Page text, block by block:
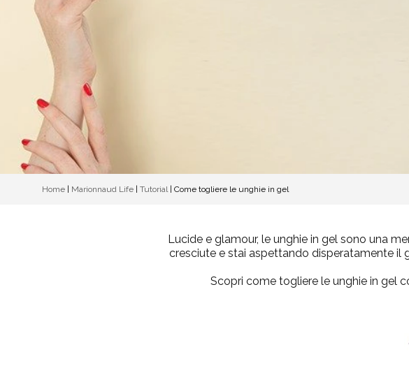
Home Marionnaud Life Tutorial| Come togliere le unghie in gel
Lucide e glamour, le unghie in gel sono una
cresciute e stai aspettando disperatamente il
Scopri come togliere le unghie in gel